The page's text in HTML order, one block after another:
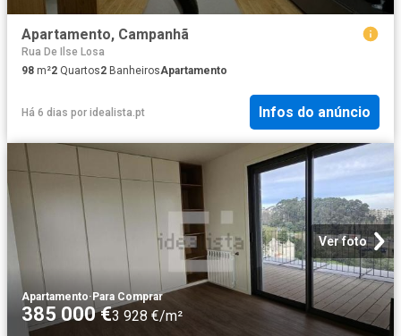
Apartamento, Campanhã
Rua De Ilse Losa
98 m²2 Quartos2 BanheirosApartamento
Há 6 dias por idealista.pt Infos do anúncio
Ver foto
Apartamento·Para Comprar
385 000 €3 928 €/m²